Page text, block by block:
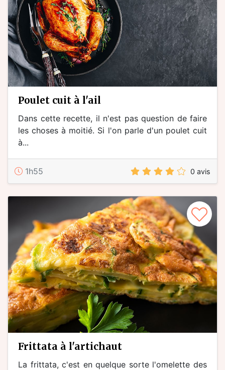
poulet cuit à l'ail
Dans cette recette, il n'est pas question de faire
les choses à moitié. Si l'on parle d'un poulet cuit
à...
1h55 0 avis
frittata à l'artichaut
La frittata, c'est en quelque sorte l'omelette des